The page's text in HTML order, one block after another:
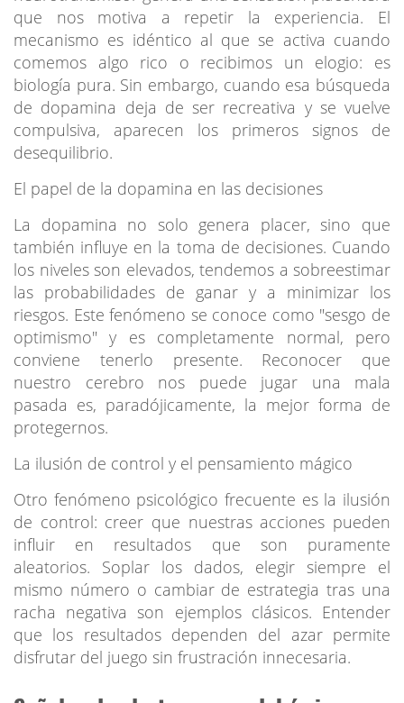
que nos motiva a repetir la experiencia. El
mecanismo es idéntico al que se activa cuando
comemos algo rico o recibimos un elogio: es
biología pura. Sin embargo, cuando esa búsqueda
de dopamina deja de ser recreativa y se vuelve
compulsiva, aparecen los primeros signos de
desequilibrio.
El papel de la dopamina en las decisiones
La dopamina no solo genera placer, sino que
también influye en la toma de decisiones. Cuando
los niveles son elevados, tendemos a sobreestimar
las probabilidades de ganar y a minimizar los
riesgos. Este fenómeno se conoce como "sesgo de
optimismo" y es completamente normal, pero
conviene tenerlo presente. Reconocer que
nuestro cerebro nos puede jugar una mala
pasada es, paradójicamente, la mejor forma de
protegernos.
La ilusión de control y el pensamiento mágico
Otro fenómeno psicológico frecuente es la ilusión
de control: creer que nuestras acciones pueden
influir en resultados que son puramente
aleatorios. Soplar los dados, elegir siempre el
mismo número o cambiar de estrategia tras una
racha negativa son ejemplos clásicos. Entender
que los resultados dependen del azar permite
disfrutar del juego sin frustración innecesaria.